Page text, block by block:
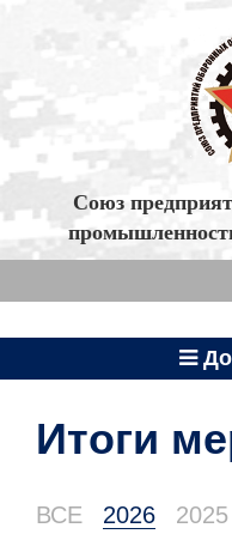
Союз
Итоги
ВСЕ 2026 2025